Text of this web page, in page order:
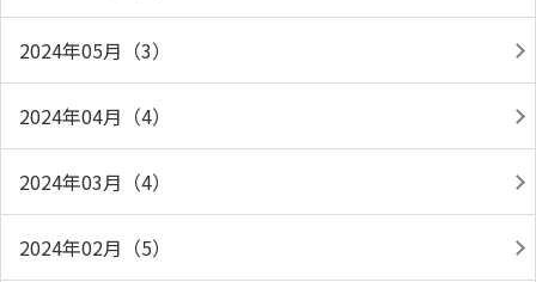
2024年05月（3）
2024年04月（4）
2024年03月（4）
2024年02月（5）